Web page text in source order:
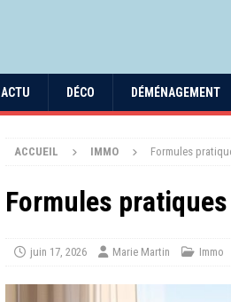
ACTU DÉCO DÉMÉNAGEMENT
ACCUEIL IMMO Formules
Formules
juin 17, 2026 Marie Martin Immo